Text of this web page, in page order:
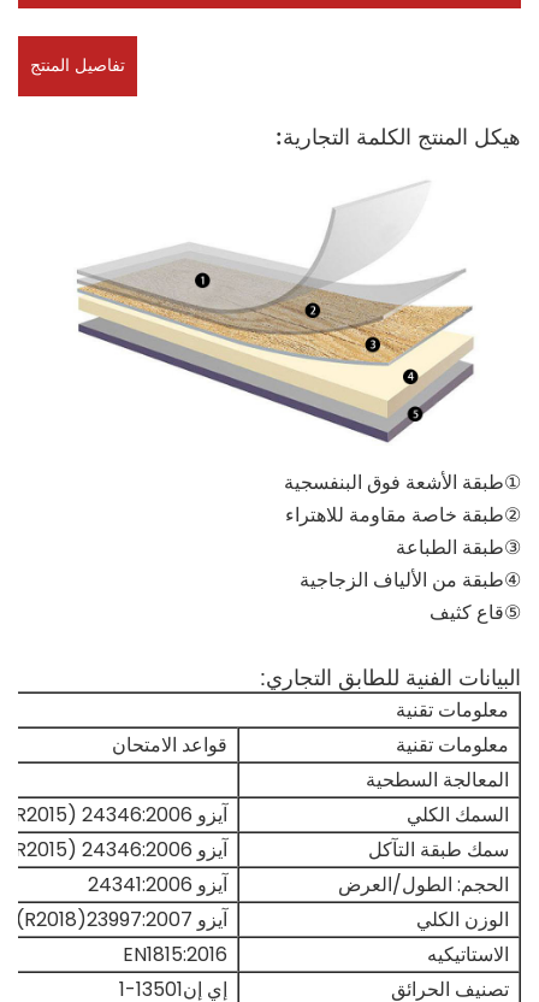
تفاصيل المنتج
هيكل المنتج الكلمة التجارية:
①طبقة الأشعة فوق البنفسجية
②طبقة خاصة مقاومة للاهتراء
③طبقة الطباعة
④طبقة من الألياف الزجاجية
⑤قاع كثيف
البيانات الفنية للطابق التجاري:
معلومات تقنية
معلومات تقنية
قواعد الامتحان
المعالجة السطحية
السمك الكلي
آيزو 24346:2006 (R2015)
سمك طبقة التآكل
آيزو 24346:2006 (R2015)
الحجم: الطول/العرض
آيزو 24341:2006
الوزن الكلي
آيزو 23997:2007(R2018)
الاستاتيكيه
EN1815:2016
تصنيف الحرائق
إي إن13501-1